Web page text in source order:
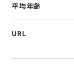
平均年齢
URL